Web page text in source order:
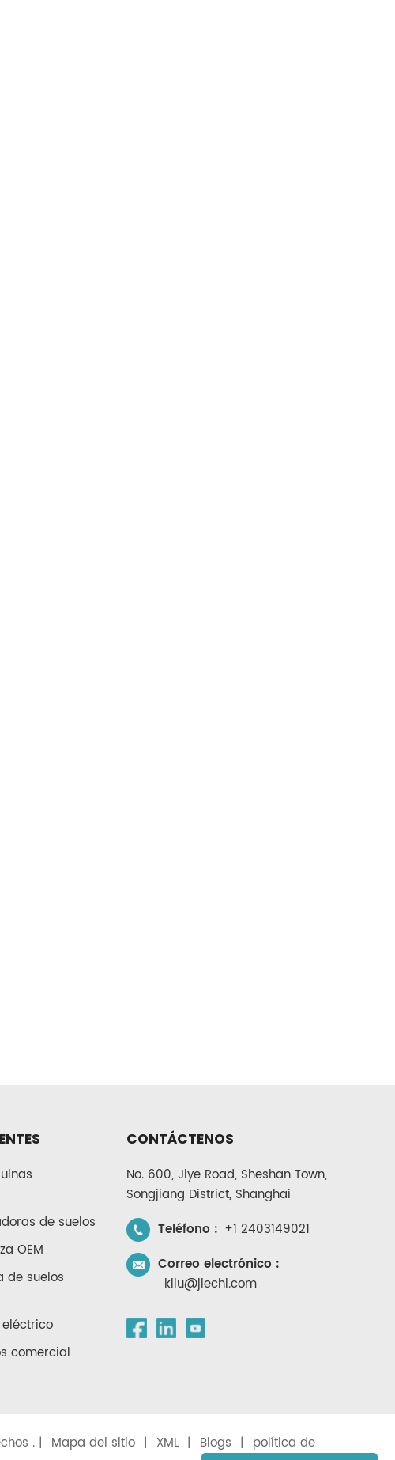
de suelos
OEM
de suelos
comercial
CONTÁCTENOS
No. 600, Jiye Road, Sheshan Town,
Songjiang District, Shanghai
Teléfono : +1 2403149021
Correo electrónico :
kliu@jiechi.com
. | Mapa del sitio | XML | Blogs | política de